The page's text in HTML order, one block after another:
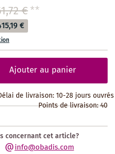
€**
€
Ajouter au panier
de livraison: 10-28 jours ouvrés
Points de livraison:40
concernant cet article?
info@obadis.com